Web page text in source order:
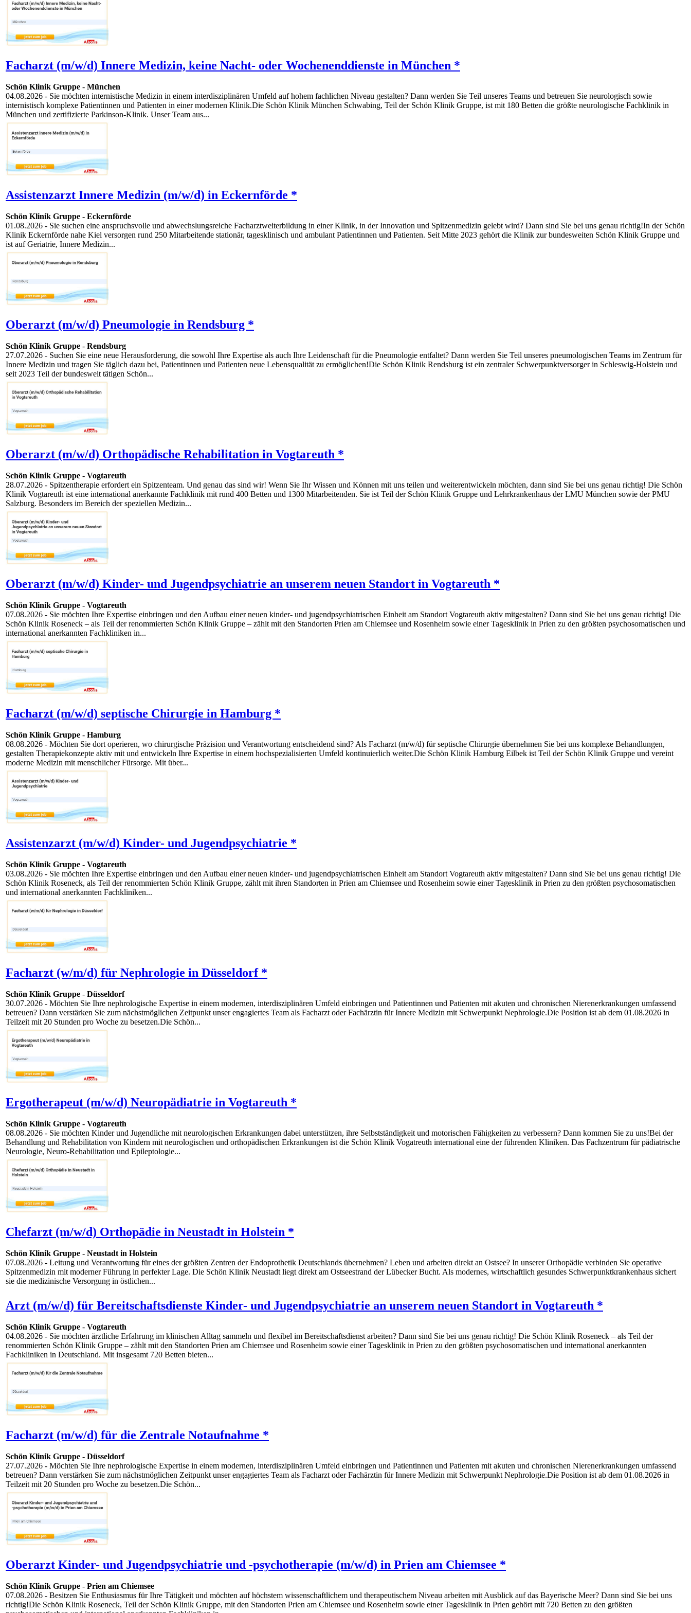
Facharzt (m/w/d) Innere Medizin, keine Nacht- oder Wochenenddienste in München *
Schön Klinik Gruppe - München
04.08.2026 - Sie möchten internistische Medizin in einem interdisziplinären Umfeld auf hohem fachlichen Niveau gestalten? Dann werden Sie Teil unseres Teams und betreuen Sie neurologisch sowie
internistisch komplexe Patientinnen und Patienten in einer modernen Klinik.Die Schön Klinik München Schwabing, Teil der Schön Klinik Gruppe, ist mit 180 Betten die größte neurologische Fachklinik in
München und zertifizierte Parkinson-Klinik. Unser Team aus...
Assistenzarzt Innere Medizin (m/w/d) in Eckernförde *
Schön Klinik Gruppe - Eckernförde
01.08.2026 - Sie suchen eine anspruchsvolle und abwechslungsreiche Facharztweiterbildung in einer Klinik, in der Innovation und Spitzenmedizin gelebt wird? Dann sind Sie bei uns genau richtig!In der Schön
Klinik Eckernförde nahe Kiel versorgen rund 250 Mitarbeitende stationär, tagesklinisch und ambulant Patientinnen und Patienten. Seit Mitte 2023 gehört die Klinik zur bundesweiten Schön Klinik Gruppe und
ist auf Geriatrie, Innere Medizin...
Oberarzt (m/w/d) Pneumologie in Rendsburg *
Schön Klinik Gruppe - Rendsburg
27.07.2026 - Suchen Sie eine neue Herausforderung, die sowohl Ihre Expertise als auch Ihre Leidenschaft für die Pneumologie entfaltet? Dann werden Sie Teil unseres pneumologischen Teams im Zentrum für
Innere Medizin und tragen Sie täglich dazu bei, Patientinnen und Patienten neue Lebensqualität zu ermöglichen!Die Schön Klinik Rendsburg ist ein zentraler Schwerpunktversorger in Schleswig-Holstein und
seit 2023 Teil der bundesweit tätigen Schön...
Oberarzt (m/w/d) Orthopädische Rehabilitation in Vogtareuth *
Schön Klinik Gruppe - Vogtareuth
28.07.2026 - Spitzentherapie erfordert ein Spitzenteam. Und genau das sind wir! Wenn Sie Ihr Wissen und Können mit uns teilen und weiterentwickeln möchten, dann sind Sie bei uns genau richtig! Die Schön
Klinik Vogtareuth ist eine international anerkannte Fachklinik mit rund 400 Betten und 1300 Mitarbeitenden. Sie ist Teil der Schön Klinik Gruppe und Lehrkrankenhaus der LMU München sowie der PMU
Salzburg. Besonders im Bereich der speziellen Medizin...
Oberarzt (m/w/d) Kinder- und Jugendpsychiatrie an unserem neuen Standort in Vogtareuth *
Schön Klinik Gruppe - Vogtareuth
07.08.2026 - Sie möchten Ihre Expertise einbringen und den Aufbau einer neuen kinder- und jugendpsychiatrischen Einheit am Standort Vogtareuth aktiv mitgestalten? Dann sind Sie bei uns genau richtig! Die
Schön Klinik Roseneck – als Teil der renommierten Schön Klinik Gruppe – zählt mit den Standorten Prien am Chiemsee und Rosenheim sowie einer Tagesklinik in Prien zu den größten psychosomatischen und
international anerkannten Fachkliniken in...
Facharzt (m/w/d) septische Chirurgie in Hamburg *
Schön Klinik Gruppe - Hamburg
08.08.2026 - Möchten Sie dort operieren, wo chirurgische Präzision und Verantwortung entscheidend sind? Als Facharzt (m/w/d) für septische Chirurgie übernehmen Sie bei uns komplexe Behandlungen,
gestalten Therapiekonzepte aktiv mit und entwickeln Ihre Expertise in einem hochspezialisierten Umfeld kontinuierlich weiter.Die Schön Klinik Hamburg Eilbek ist Teil der Schön Klinik Gruppe und vereint
moderne Medizin mit menschlicher Fürsorge. Mit über...
Assistenzarzt (m/w/d) Kinder- und Jugendpsychiatrie *
Schön Klinik Gruppe - Vogtareuth
03.08.2026 - Sie möchten Ihre Expertise einbringen und den Aufbau einer neuen kinder- und jugendpsychiatrischen Einheit am Standort Vogtareuth aktiv mitgestalten? Dann sind Sie bei uns genau richtig! Die
Schön Klinik Roseneck, als Teil der renommierten Schön Klinik Gruppe, zählt mit ihren Standorten in Prien am Chiemsee und Rosenheim sowie einer Tagesklinik in Prien zu den größten psychosomatischen
und international anerkannten Fachkliniken...
Facharzt (w/m/d) für Nephrologie in Düsseldorf *
Schön Klinik Gruppe - Düsseldorf
30.07.2026 - Möchten Sie Ihre nephrologische Expertise in einem modernen, interdisziplinären Umfeld einbringen und Patientinnen und Patienten mit akuten und chronischen Nierenerkrankungen umfassend
betreuen? Dann verstärken Sie zum nächstmöglichen Zeitpunkt unser engagiertes Team als Facharzt oder Fachärztin für Innere Medizin mit Schwerpunkt Nephrologie.Die Position ist ab dem 01.08.2026 in
Teilzeit mit 20 Stunden pro Woche zu besetzen.Die Schön...
Ergotherapeut (m/w/d) Neuropädiatrie in Vogtareuth *
Schön Klinik Gruppe - Vogtareuth
08.08.2026 - Sie möchten Kinder und Jugendliche mit neurologischen Erkrankungen dabei unterstützen, ihre Selbstständigkeit und motorischen Fähigkeiten zu verbessern? Dann kommen Sie zu uns!Bei der
Behandlung und Rehabilitation von Kindern mit neurologischen und orthopädischen Erkrankungen ist die Schön Klinik Vogatreuth international eine der führenden Kliniken. Das Fachzentrum für pädiatrische
Neurologie, Neuro-Rehabilitation und Epileptologie...
Chefarzt (m/w/d) Orthopädie in Neustadt in Holstein *
Schön Klinik Gruppe - Neustadt in Holstein
07.08.2026 - Leitung und Verantwortung für eines der größten Zentren der Endoprothetik Deutschlands übernehmen? Leben und arbeiten direkt an Ostsee? In unserer Orthopädie verbinden Sie operative
Spitzenmedizin mit moderner Führung in perfekter Lage. Die Schön Klinik Neustadt liegt direkt am Ostseestrand der Lübecker Bucht. Als modernes, wirtschaftlich gesundes Schwerpunktkrankenhaus sichert
sie die medizinische Versorgung in östlichen...
Arzt (m/w/d) für Bereitschaftsdienste Kinder- und Jugendpsychiatrie an unserem neuen Standort in Vogtareuth *
Schön Klinik Gruppe - Vogtareuth
04.08.2026 - Sie möchten ärztliche Erfahrung im klinischen Alltag sammeln und flexibel im Bereitschaftsdienst arbeiten? Dann sind Sie bei uns genau richtig! Die Schön Klinik Roseneck – als Teil der
renommierten Schön Klinik Gruppe – zählt mit den Standorten Prien am Chiemsee und Rosenheim sowie einer Tagesklinik in Prien zu den größten psychosomatischen und international anerkannten
Fachkliniken in Deutschland. Mit insgesamt 720 Betten bieten...
Facharzt (m/w/d) für die Zentrale Notaufnahme *
Schön Klinik Gruppe - Düsseldorf
27.07.2026 - Möchten Sie Ihre nephrologische Expertise in einem modernen, interdisziplinären Umfeld einbringen und Patientinnen und Patienten mit akuten und chronischen Nierenerkrankungen umfassend
betreuen? Dann verstärken Sie zum nächstmöglichen Zeitpunkt unser engagiertes Team als Facharzt oder Fachärztin für Innere Medizin mit Schwerpunkt Nephrologie.Die Position ist ab dem 01.08.2026 in
Teilzeit mit 20 Stunden pro Woche zu besetzen.Die Schön...
Oberarzt Kinder- und Jugendpsychiatrie und -psychotherapie (m/w/d) in Prien am Chiemsee *
Schön Klinik Gruppe - Prien am Chiemsee
07.08.2026 - Besitzen Sie Enthusiasmus für Ihre Tätigkeit und möchten auf höchstem wissenschaftlichem und therapeutischem Niveau arbeiten mit Ausblick auf das Bayerische Meer? Dann sind Sie bei uns
richtig!Die Schön Klinik Roseneck, Teil der Schön Klinik Gruppe, mit den Standorten Prien am Chiemsee und Rosenheim sowie einer Tagesklinik in Prien gehört mit 720 Betten zu den größten